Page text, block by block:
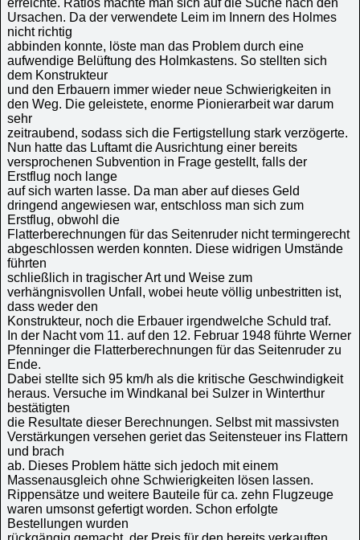
erreichte. Ratlos machte man sich auf die Suche nach den
Ursachen. Da der verwendete Leim im Innern des Holmes
nicht richtig
abbinden konnte, löste man das Problem durch eine
aufwendige Belüftung des Holmkastens. So stellten sich
dem Konstrukteur
und den Erbauern immer wieder neue Schwierigkeiten in
den Weg. Die geleistete, enorme Pionierarbeit war darum
sehr
zeitraubend, sodass sich die Fertigstellung stark verzögerte.
Nun hatte das Luftamt die Ausrichtung einer bereits
versprochenen Subvention in Frage gestellt, falls der
Erstflug noch lange
auf sich warten lasse. Da man aber auf dieses Geld
dringend angewiesen war, entschloss man sich zum
Erstflug, obwohl die
Flatterberechnungen für das Seitenruder nicht termingerecht
abgeschlossen werden konnten. Diese widrigen Umstände
führten
schließlich in tragischer Art und Weise zum
verhängnisvollen Unfall, wobei heute völlig unbestritten ist,
dass weder den
Konstrukteur, noch die Erbauer irgendwelche Schuld traf.
In der Nacht vom 11. auf den 12. Februar 1948 führte Werner
Pfenninger die Flatterberechnungen für das Seitenruder zu
Ende.
Dabei stellte sich 95 km/h als die kritische Geschwindigkeit
heraus. Versuche im Windkanal bei Sulzer in Winterthur
bestätigten
die Resultate dieser Berechnungen. Selbst mit massivsten
Verstärkungen versehen geriet das Seitensteuer ins Flattern
und brach
ab. Dieses Problem hätte sich jedoch mit einem
Massenausgleich ohne Schwierigkeiten lösen lassen.
Rippensätze und weitere Bauteile für ca. zehn Flugzeuge
waren umsonst gefertigt worden. Schon erfolgte
Bestellungen wurden